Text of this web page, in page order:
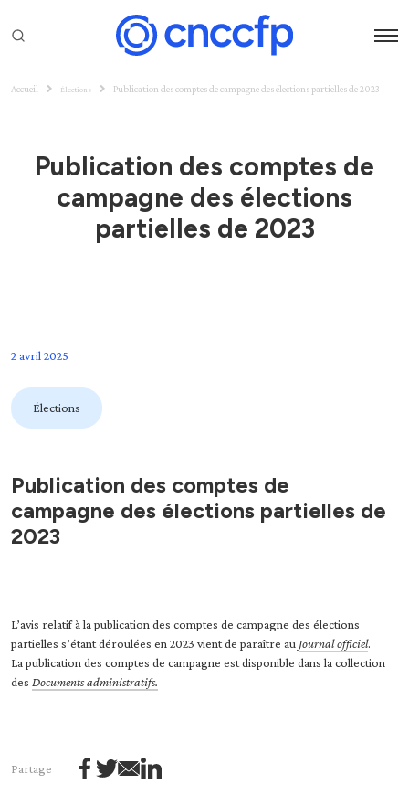
Accueil Élections Publication des comptes de campagne des élections partielles de 2023
Publication des comptes de
campagne des élections
partielles de 2023
2 avril 2025
Élections
Publication des comptes de
campagne des élections partielles de
2023
L’avis relatif à la publication des comptes de campagne des élections
partielles s’étant déroulées en 2023 vient de paraître au Journal officiel.
La publication des comptes de campagne est disponible dans la collection
des Documents administratifs.
Partage